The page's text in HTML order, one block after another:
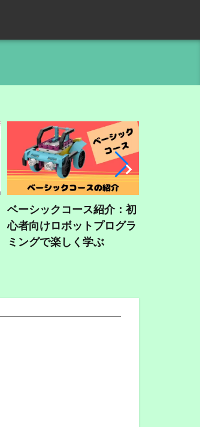
ベーシックコース紹介：初
心者向けロボットプログラ
ミングで楽しく学ぶ